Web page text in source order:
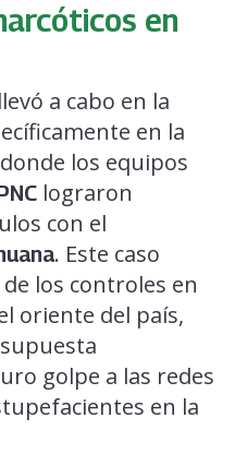
en
a cabo en la
en la
los equipos
lograron
con el
. Este caso
los controles en
oriente del país,
golpe a las redes
en la